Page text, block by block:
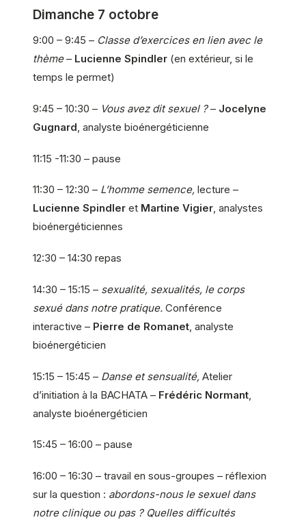
Dimanche 7 octobre
9:00 – 9:45 – Classe d’exercices en lien avec le
thème– Lucienne Spindler (en extérieur, si le
temps le permet)
9:45 – 10:30 – Vous avez dit sexuel ?– Jocelyne
Gugnard, analyste bioénergéticienne
11:15 -11:30 – pause
11:30 – 12:30 – L’homme semence, lecture –
Lucienne Spindler et Martine Vigier, analystes
bioénergéticiennes
12:30 – 14:30 repas
14:30 – 15:15 – sexualité, sexualités, le corps
sexué dans notre pratique. Conférence
interactive – Pierre de Romanet, analyste
bioénergéticien
15:15 – 15:45 – Danse et sensualité, Atelier
d’initiation à la BACHATA – Frédéric Normant
analyste bioénergéticien
15:45 – 16:00 – pause
16:00 – 16:30 – travail en sous-groupes – réflexion
sur la question : abordons-nous le sexuel dans
notre clinique ou pas ? Quelles difficultés